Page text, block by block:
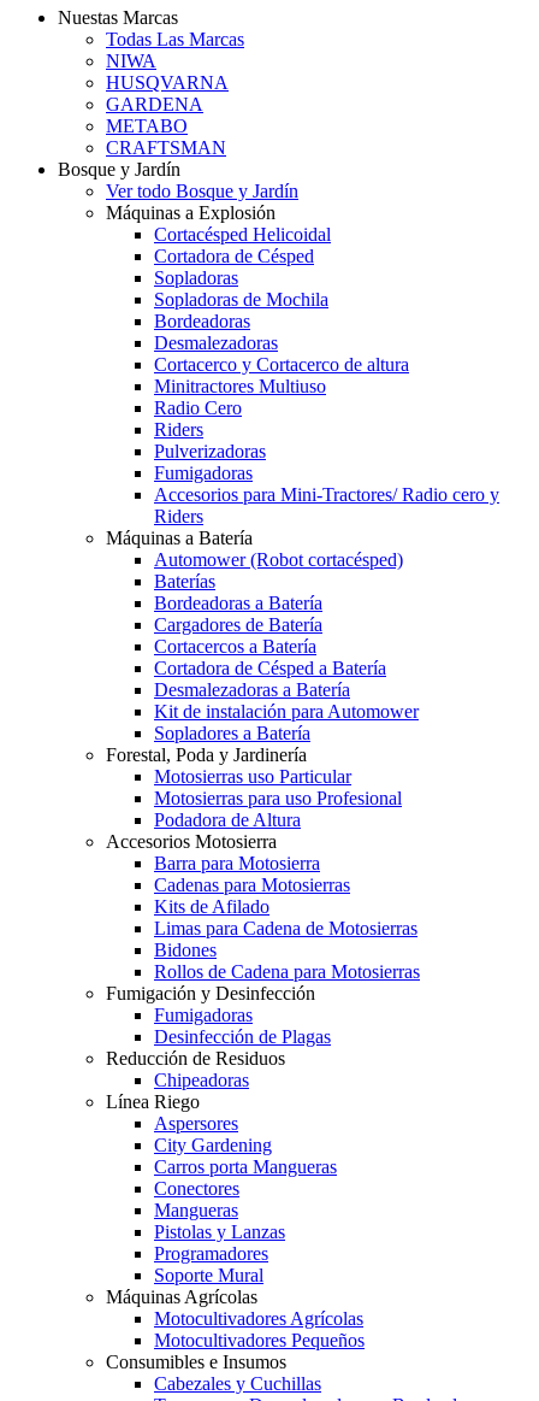
Nuestas Marcas
Todas Las Marcas
NIWA
HUSQVARNA
GARDENA
METABO
CRAFTSMAN
Bosque y Jardín
Ver todo Bosque y Jardín
Máquinas a Explosión
Cortacésped Helicoidal
Cortadora de Césped
Sopladoras
Sopladoras de Mochila
Bordeadoras
Desmalezadoras
Cortacerco y Cortacerco de altura
Minitractores Multiuso
Radio Cero
Riders
Pulverizadoras
Fumigadoras
Accesorios para Mini-Tractores/ Radio cero y
Riders
Máquinas a Batería
Automower (Robot cortacésped)
Baterías
Bordeadoras a Batería
Cargadores de Batería
Cortacercos a Batería
Cortadora de Césped a Batería
Desmalezadoras a Batería
Kit de instalación para Automower
Sopladores a Batería
Forestal, Poda y Jardinería
Motosierras uso Particular
Motosierras para uso Profesional
Podadora de Altura
Accesorios Motosierra
Barra para Motosierra
Cadenas para Motosierras
Kits de Afilado
Limas para Cadena de Motosierras
Bidones
Rollos de Cadena para Motosierras
Fumigación y Desinfección
Fumigadoras
Desinfección de Plagas
Reducción de Residuos
Chipeadoras
Línea Riego
Aspersores
City Gardening
Carros porta Mangueras
Conectores
Mangueras
Pistolas y Lanzas
Programadores
Soporte Mural
Máquinas Agrícolas
Motocultivadores Agrícolas
Motocultivadores Pequeños
Consumibles e Insumos
Cabezales y Cuchillas